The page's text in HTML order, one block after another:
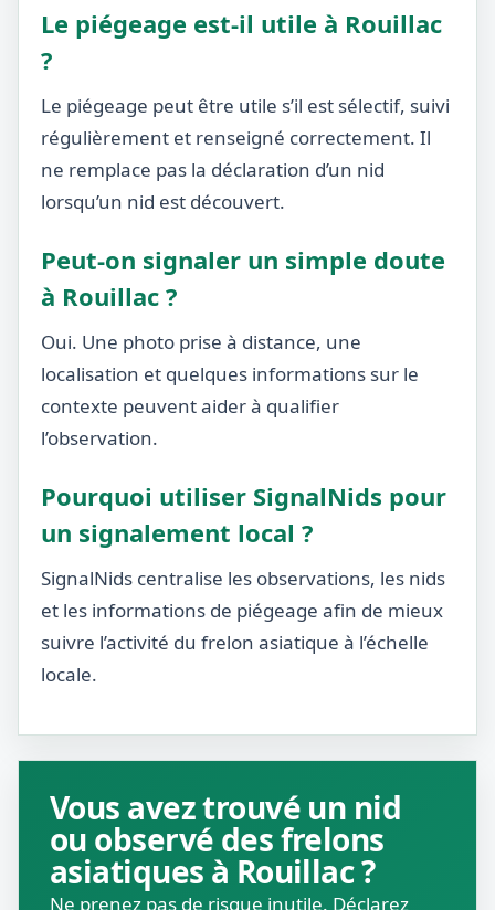
Le piégeage est-il utile à Rouillac
?
Le piégeage peut être utile s’il est sélectif, suivi
régulièrement et renseigné correctement. Il
ne remplace pas la déclaration d’un nid
lorsqu’un nid est découvert.
Peut-on signaler un simple doute
à Rouillac ?
Oui. Une photo prise à distance, une
localisation et quelques informations sur le
contexte peuvent aider à qualifier
l’observation.
Pourquoi utiliser SignalNids pour
un signalement local ?
SignalNids centralise les observations, les nids
et les informations de piégeage afin de mieux
suivre l’activité du frelon asiatique à l’échelle
locale.
Vous avez trouvé un nid
ou observé des frelons
asiatiques à Rouillac ?
Ne prenez pas de risque inutile. Déclarez